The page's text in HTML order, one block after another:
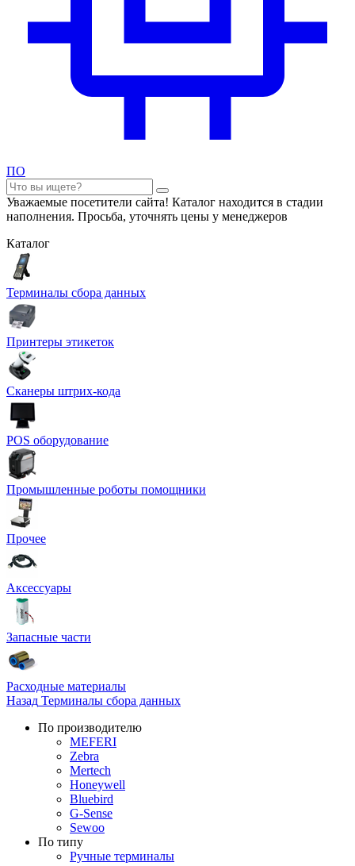
ПО
Уважаемые посетители сайта! Каталог находится в стадии
наполнения. Просьба, уточнять цены у менеджеров
Каталог
Терминалы сбора данных
Принтеры этикеток
Сканеры штрих-кода
POS оборудование
Промышленные роботы помощники
Прочее
Аксессуары
Запасные части
Расходные материалы
Назад Терминалы сбора данных
По производителю
MEFERI
Zebra
Mertech
Honeywell
Bluebird
G-Sense
Sewoo
По типу
Ручные терминалы